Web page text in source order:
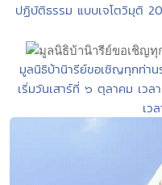
ปฏิบัติธรรม แบบเจโตวิมุติ
มูลนิธิบ้านิารีย์ขอเชิญทุกท่า
เริ่มวันเสาร์ที่ ๖ ตุลาคม เว
เว